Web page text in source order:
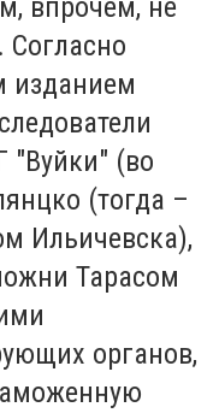
впрочем, не
Согласно
изданием
"Вуйки" (во
(тогда –
Ильичевска),
Тарасом
органов,